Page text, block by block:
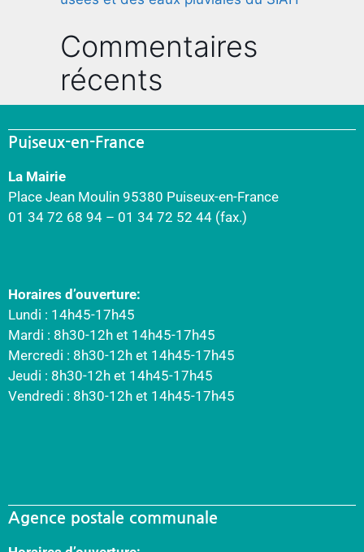
Commentaires
récents
Puiseux-en-France
La Mairie
Place Jean Moulin 95380 Puiseux-en-France
01 34 72 68 94 – 01 34 72 52 44 (fax.)
Horaires d’ouverture:
Lundi : 14h45-17h45
Mardi : 8h30-12h et 14h45-17h45
Mercredi : 8h30-12h et 14h45-17h45
Jeudi : 8h30-12h et 14h45-17h45
Vendredi : 8h30-12h et 14h45-17h45
Agence postale communale